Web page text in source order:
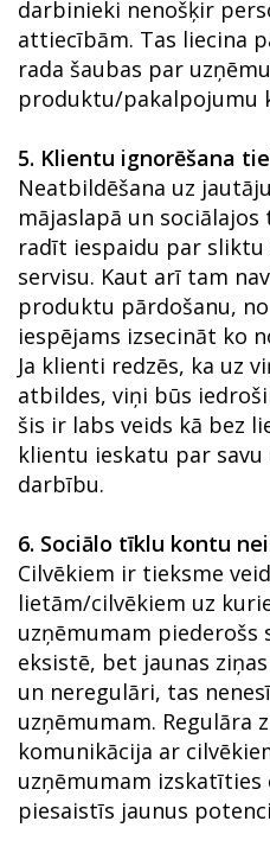
darbinieki nenošķir
attiecībām. Tas liecina
rada šaubas par
produktu/pakalpojumu
5. Klientu ignorēšana
Neatbildēšana uz
mājaslapā un
radīt iespaidu par
servisu. Kaut arī tam
produktu pārdošanu,
iespējams izsecināt ko
Ja klienti redzēs, ka uz
atbildes, viņi būs
šis ir labs veids kā bez
klientu ieskatu par
darbību.
6. Sociālo tīklu kontu
Cilvēkiem ir tieksme
lietām/cilvēkiem uz
uzņēmumam piederošs
eksistē, bet jaunas
un neregulāri, tas
uzņēmumam. Regulāra
komunikācija ar
uzņēmumam izskatīties
piesaistīs jaunus